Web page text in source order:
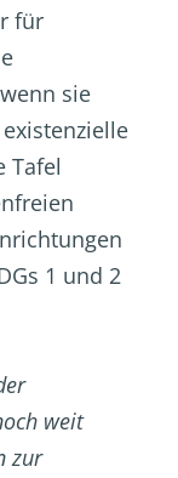
für
sie
Tafel
1 und 2
weit
zur